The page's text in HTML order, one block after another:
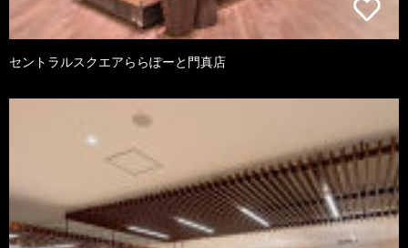
セントラルスクエアららぽーと門真店